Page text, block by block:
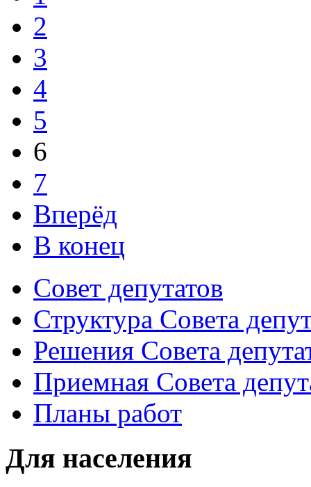
2
3
4
5
6
7
Вперёд
В конец
Совет депутатов
Структура Совета
Решения Совета
Приемная Совета
Планы работ
Для населения